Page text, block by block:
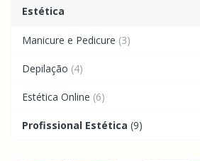
Estética
Manicure e Pedicure (3)
Depilação (4)
Estética Online (6)
Profissional Estética (9)